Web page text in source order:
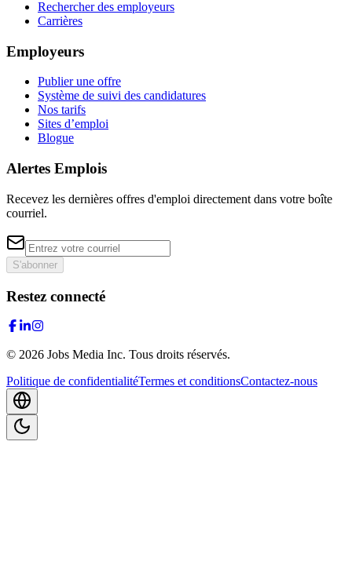
Rechercher des employeurs
Carrières
Employeurs
Publier une offre
Système de suivi des candidatures
Nos tarifs
Sites d’emploi
Blogue
Alertes Emplois
Recevez les dernières offres d'emploi directement dans votre boîte
courriel.
S'abonner
Restez connecté
© 2026 Jobs Media Inc. Tous droits réservés.
Politique de confidentialitéTermes et conditionsContactez-nous